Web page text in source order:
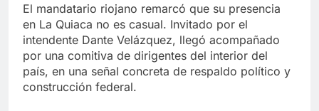
El mandatario riojano remarcó que su presencia
en La Quiaca no es casual. Invitado por el
intendente Dante Velázquez, llegó acompañado
por una comitiva de dirigentes del interior del
país, en una señal concreta de respaldo político y
construcción federal.